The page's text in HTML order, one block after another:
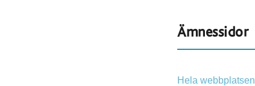
Ämnessidor
Hela webbplatsen